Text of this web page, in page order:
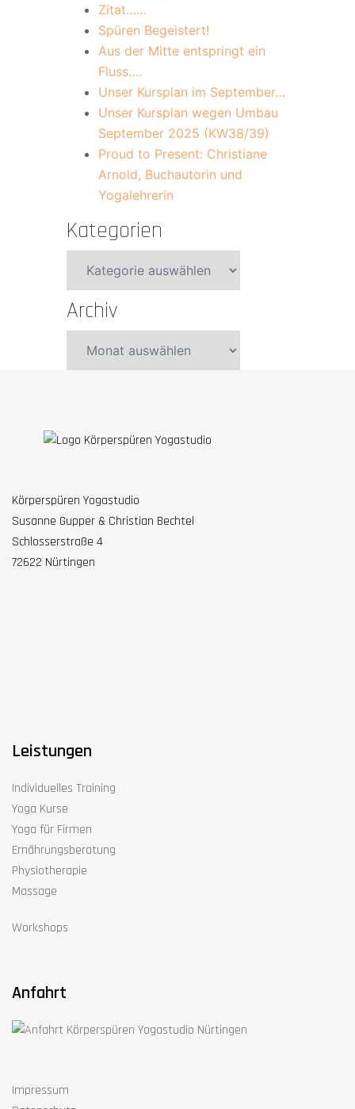
Zitat……
Spüren Begeistert!
Aus der Mitte entspringt ein
Fluss….
Unser Kursplan im September…
Unser Kursplan wegen Umbau
September 2025 (KW38/39)
Proud to Present: Christiane
Arnold, Buchautorin und
Yogalehrerin
Kategorien
Archiv
Körperspüren Yogastudio
Susanne Gupper & Christian Bechtel
Schlosserstraße 4
72622 Nürtingen
Leistungen
Individuelles Training
Yoga Kurse
Yoga für Firmen
Ernährungsberatung
Physiotherapie
Massage
Workshops
Anfahrt
Impressum